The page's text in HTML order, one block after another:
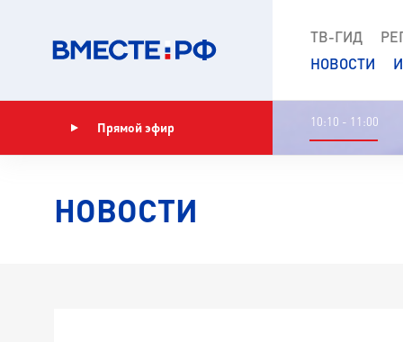
ТВ-ГИД
НОВОСТИ
Прямой эфир 10:10 - 11:00
НОВОСТИ